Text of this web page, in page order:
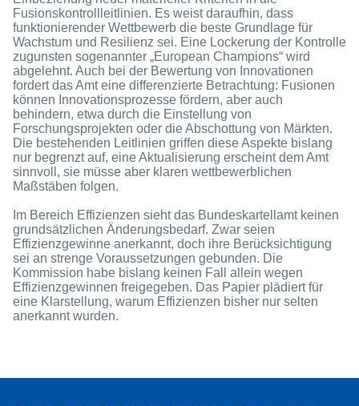
Fusionskontrollleitlinien. Es weist daraufhin, dass
funktionierender Wettbewerb die beste Grundlage für
Wachstum und Resilienz sei. Eine Lockerung der Kontrolle
zugunsten sogenannter „European Champions“ wird
abgelehnt. Auch bei der Bewertung von Innovationen
fordert das Amt eine differenzierte Betrachtung: Fusionen
können Innovationsprozesse fördern, aber auch
behindern, etwa durch die Einstellung von
Forschungsprojekten oder die Abschottung von Märkten.
Die bestehenden Leitlinien griffen diese Aspekte bislang
nur begrenzt auf, eine Aktualisierung erscheint dem Amt
sinnvoll, sie müsse aber klaren wettbewerblichen
Maßstäben folgen.
Im Bereich Effizienzen sieht das Bundeskartellamt keinen
grundsätzlichen Änderungsbedarf. Zwar seien
Effizienzgewinne anerkannt, doch ihre Berücksichtigung
sei an strenge Voraussetzungen gebunden. Die
Kommission habe bislang keinen Fall allein wegen
Effizienzgewinnen freigegeben. Das Papier plädiert für
eine Klarstellung, warum Effizienzen bisher nur selten
anerkannt wurden.